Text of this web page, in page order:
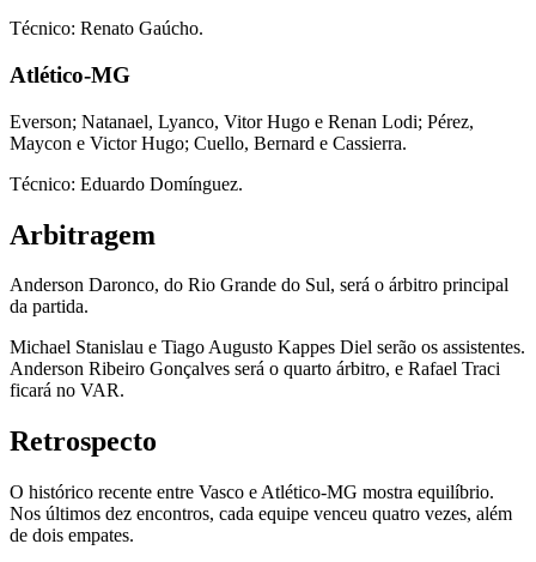
Técnico: Renato Gaúcho.
Atlético-MG
Everson; Natanael, Lyanco, Vitor Hugo e Renan Lodi; Pérez,
Maycon e Victor Hugo; Cuello, Bernard e Cassierra.
Técnico: Eduardo Domínguez.
Arbitragem
Anderson Daronco, do Rio Grande do Sul, será o árbitro principal
da partida.
Michael Stanislau e Tiago Augusto Kappes Diel serão os assistentes.
Anderson Ribeiro Gonçalves será o quarto árbitro, e Rafael Traci
ficará no VAR.
Retrospecto
O histórico recente entre Vasco e Atlético-MG mostra equilíbrio.
Nos últimos dez encontros, cada equipe venceu quatro vezes, além
de dois empates.